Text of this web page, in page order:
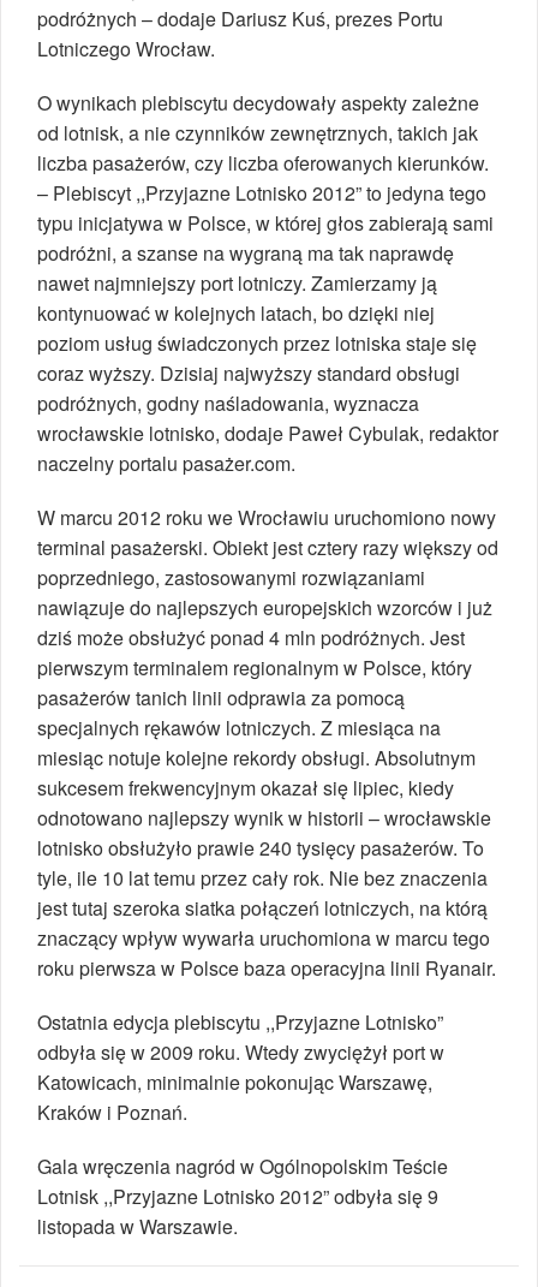
podróżnych – dodaje Dariusz Kuś, prezes Portu
Lotniczego Wrocław.
O wynikach plebiscytu decydowały aspekty zależne
od lotnisk, a nie czynników zewnętrznych, takich jak
liczba pasażerów, czy liczba oferowanych kierunków.
– Plebiscyt ,,Przyjazne Lotnisko 2012” to jedyna tego
typu inicjatywa w Polsce, w której głos zabierają sami
podróżni, a szanse na wygraną ma tak naprawdę
nawet najmniejszy port lotniczy. Zamierzamy ją
kontynuować w kolejnych latach, bo dzięki niej
poziom usług świadczonych przez lotniska staje się
coraz wyższy. Dzisiaj najwyższy standard obsługi
podróżnych, godny naśladowania, wyznacza
wrocławskie lotnisko, dodaje Paweł Cybulak, redaktor
naczelny portalu pasażer.com.
W marcu 2012 roku we Wrocławiu uruchomiono nowy
terminal pasażerski. Obiekt jest cztery razy większy od
poprzedniego, zastosowanymi rozwiązaniami
nawiązuje do najlepszych europejskich wzorców i już
dziś może obsłużyć ponad 4 mln podróżnych. Jest
pierwszym terminalem regionalnym w Polsce, który
pasażerów tanich linii odprawia za pomocą
specjalnych rękawów lotniczych. Z miesiąca na
miesiąc notuje kolejne rekordy obsługi. Absolutnym
sukcesem frekwencyjnym okazał się lipiec, kiedy
odnotowano najlepszy wynik w historii – wrocławskie
lotnisko obsłużyło prawie 240 tysięcy pasażerów. To
tyle, ile 10 lat temu przez cały rok. Nie bez znaczenia
jest tutaj szeroka siatka połączeń lotniczych, na którą
znaczący wpływ wywarła uruchomiona w marcu tego
roku pierwsza w Polsce baza operacyjna linii Ryanair.
Ostatnia edycja plebiscytu ,,Przyjazne Lotnisko”
odbyła się w 2009 roku. Wtedy zwyciężył port w
Katowicach, minimalnie pokonując Warszawę,
Kraków i Poznań.
Gala wręczenia nagród w Ogólnopolskim Teście
Lotnisk ,,Przyjazne Lotnisko 2012” odbyła się 9
listopada w Warszawie.